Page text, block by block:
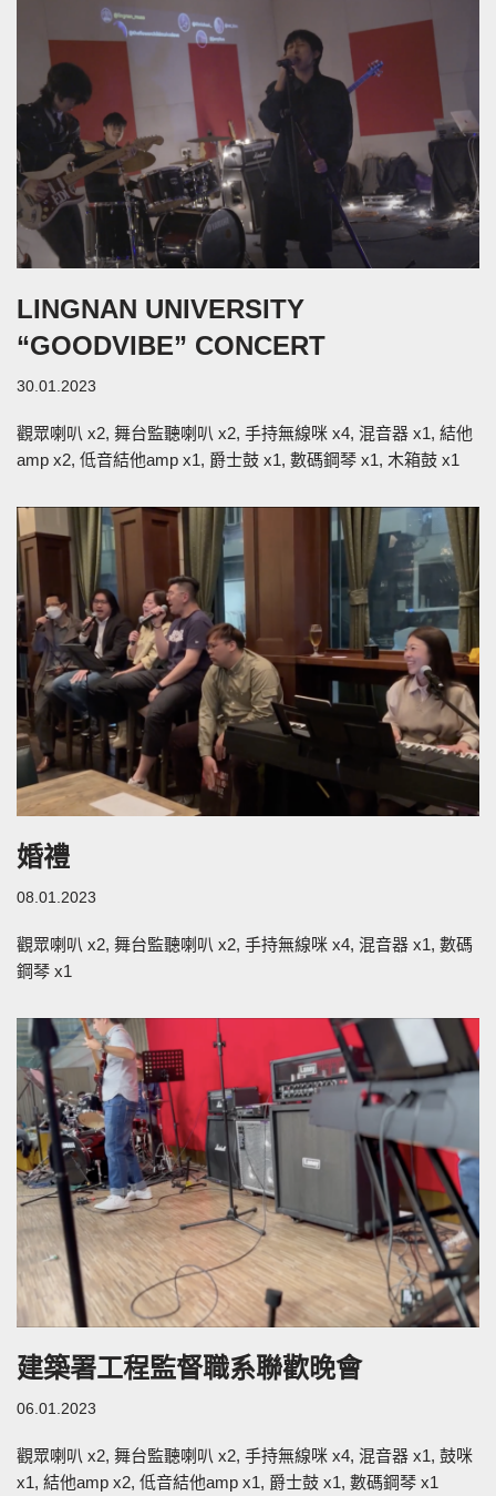
LINGNAN UNIVERSITY
“GOODVIBE” CONCERT
30.01.2023
觀眾喇叭 x2, 舞台監聽喇叭 x2, 手持無線咪 x4, 混音器 x1, 結他
amp x2, 低音結他amp x1, 爵士鼓 x1, 數碼鋼琴 x1, 木箱鼓 x1
婚禮
08.01.2023
觀眾喇叭 x2, 舞台監聽喇叭 x2, 手持無線咪 x4, 混音器 x1, 數碼
鋼琴 x1
建築署工程監督職系聯歡晚會
06.01.2023
觀眾喇叭 x2, 舞台監聽喇叭 x2, 手持無線咪 x4, 混音器 x1, 鼓咪
x1, 結他amp x2, 低音結他amp x1, 爵士鼓 x1, 數碼鋼琴 x1